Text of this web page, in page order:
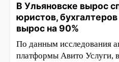
В Ульяновске вырос
юристов,
вырос на 90%
По данным исследования
платформы Авито Услуги,